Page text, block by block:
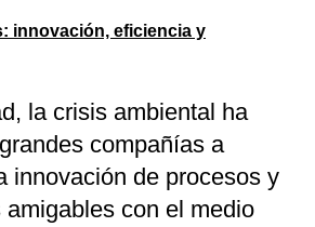
innovación, eficiencia y
la crisis ambiental ha
compañías a
innovación de procesos y
amigables con el medio